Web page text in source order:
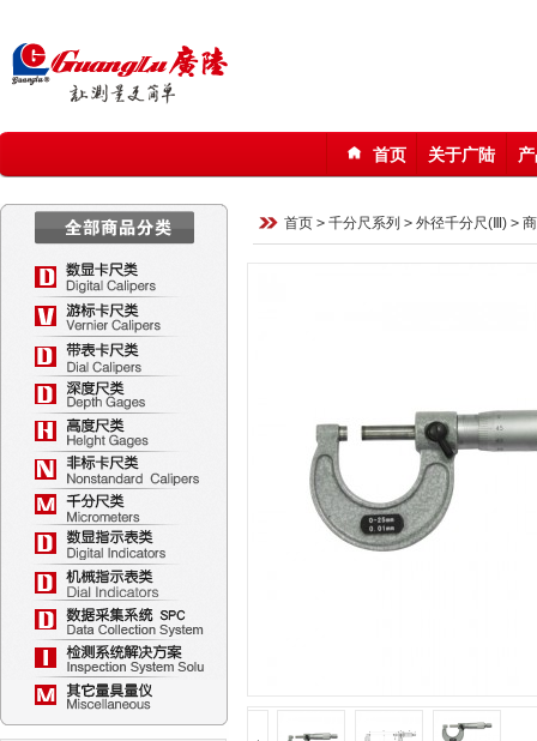
首页 关于广陆
首页 > 千分尺系列 > 外径千分尺(Ⅲ) >